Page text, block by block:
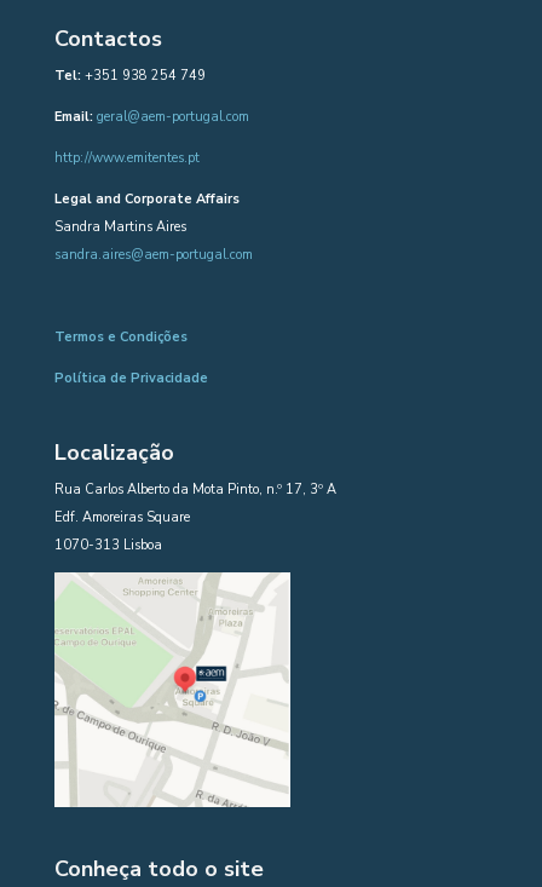
Contactos
Tel:+351 938 254 749
Email: geral@aem-portugal.com
http://www.emitentes.pt
Legal and Corporate Affairs
Sandra Martins Aires
sandra.aires@aem-portugal.com
Termos e Condições
Política de Privacidade
Localização
Rua Carlos Alberto da Mota Pinto, n.º 17, 3º A
Edf. Amoreiras Square
1070-313 Lisboa
Conheça todo o site